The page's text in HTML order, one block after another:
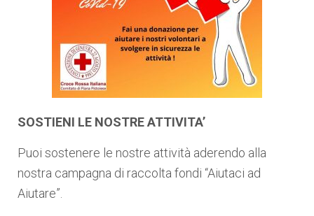
SOSTIENI LE NOSTRE ATTIVITA’
Puoi sostenere le nostre attività aderendo alla
nostra campagna di raccolta fondi “Aiutaci ad
Aiutare”.